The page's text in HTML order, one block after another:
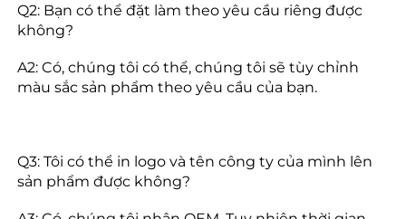
Q2: Bạn có thể đặt làm theo yêu cầu riêng được
không?
A2: Có, chúng tôi có thể, chúng tôi sẽ tùy chỉnh
màu sắc sản phẩm theo yêu cầu của bạn.
Q3: Tôi có thể in logo và tên công ty của mình lên
sản phẩm được không?